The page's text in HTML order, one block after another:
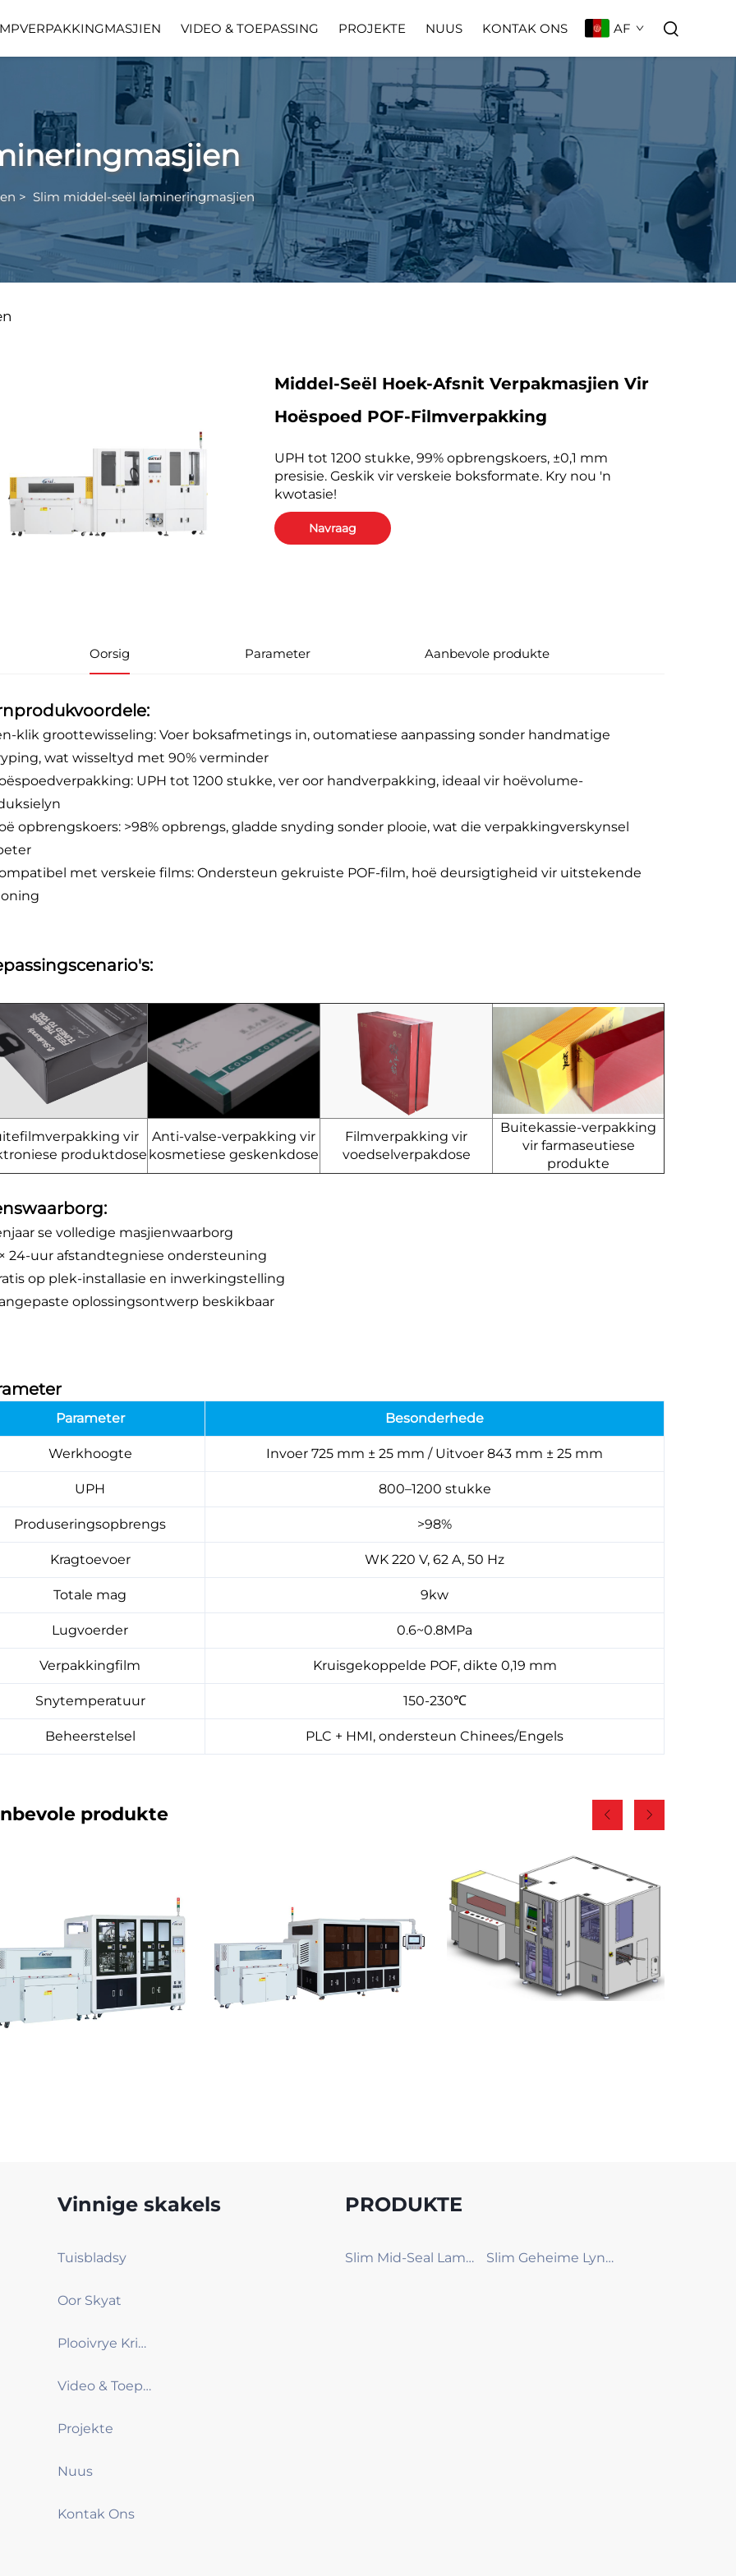
VIDEO & TOEPASSING PROJEKTE NUUS KONTAK ONS AF
> Slim middel-seël lamineringmasjien
Middel-Seël Hoek-Afsnit Verpakmasjien Vir
Hoëspoed POF-Filmverpakking
UPH tot 1200 stukke, 99% opbrengskoers, ±0,1 mm
presisie. Geskik vir verskeie boksformate. Kry nou 'n
kwotasie!
Navraag
Oorsig Parameter Aanbevole produkte
klik groottewisseling: Voer boksafmetings in, outomatiese aanpassing sonder handmatige
wat wisseltyd met 90% verminder
UPH tot 1200 stukke, ver oor handverpakking, ideaal vir hoëvolume-
opbrengskoers: >98% opbrengs, gladde snyding sonder plooie, wat die verpakkingverskynsel
met verskeie films: Ondersteun gekruiste POF-film, hoë deursigtigheid vir uitstekende
vir
produktdose
Anti-valse-verpakking vir
kosmetiese geskenkdose
Filmverpakking vir
voedselverpakdose
Buitekassie-verpakking
vir farmaseutiese
produkte
se volledige masjienwaarborg
× 24-uur afstandtegniese ondersteuning
op plek-installasie en inwerkingstelling
oplossingsontwerp beskikbaar
Parameter Besonderhede
Werkhoogte Invoer 725 mm ± 25 mm / Uitvoer 843 mm ± 25 mm
UPH 800–1200 stukke
Produseringsopbrengs >98%
Kragtoevoer WK 220 V, 62 A, 50 Hz
Totale mag 9kw
Lugvoerder 0.6~0.8MPa
Verpakkingfilm Kruisgekoppelde POF, dikte 0,19 mm
Snytemperatuur 150-230℃
Beheerstelsel PLC + HMI, ondersteun Chinees/Engels
produkte
Vinnige skakels
Tuisbladsy
Oor Skyat
Plooivrye Krimpverpakkingmasjien
Video & Toepassing
Projekte
Nuus
Kontak Ons
PRODUKTE
Slim Mid-Seal Lamineermasjien Slim Geheime Lyn Lamineermasjien